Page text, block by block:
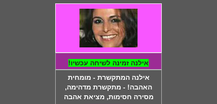
אילנה זמינה לשיחה עכשיו!
אילנה המתקשרת - מומחית
האהבה! - מתקשרת מדהימה,
מסירה חסימות, מציאת אהבה